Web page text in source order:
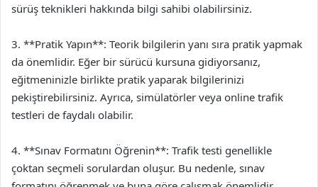
sürüş teknikleri hakkında bilgi sahibi olabilirsiniz.
3. **Pratik Yapın**: Teorik bilgilerin yanı sıra pratik yapmak
da önemlidir. Eğer bir sürücü kursuna gidiyorsanız,
eğitmeninizle birlikte pratik yaparak bilgilerinizi
pekiştirebilirsiniz. Ayrıca, simülatörler veya online trafik
testleri de faydalı olabilir.
4. **Sınav Formatını Öğrenin**: Trafik testi genellikle
çoktan seçmeli sorulardan oluşur. Bu nedenle, sınav